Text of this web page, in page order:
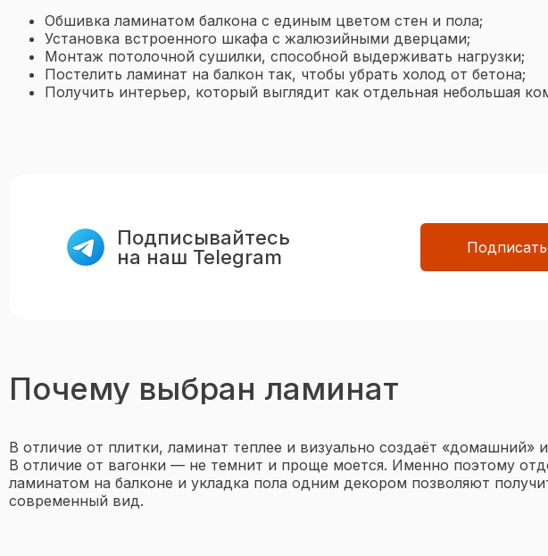
Обшивка ламинатом балкона с единым цветом стен и пола;
Установка встроенного шкафа с жалюзийными дверцами;
Монтаж потолочной сушилки, способной выдерживать нагрузки;
Постелить ламинат на балкон так, чтобы убрать холод от бетона;
Получить интерьер, который выглядит как отдельная небольшая
Подписывайтесь
на наш Telegram
Почему выбран ламинат
В отличие от плитки, ламинат теплее и визуально создаёт «домашний»
В отличие от вагонки — не темнит и проще моется. Именно поэтому
ламинатом на балконе и укладка пола одним декором позволяют
современный вид.